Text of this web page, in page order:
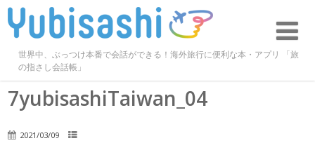
世界中、ぶっつけ本番で会話ができる！海外旅行に便利な本・アプリ 「旅
の指さし会話帳」
7yubisashiTaiwan_04
2021/03/09